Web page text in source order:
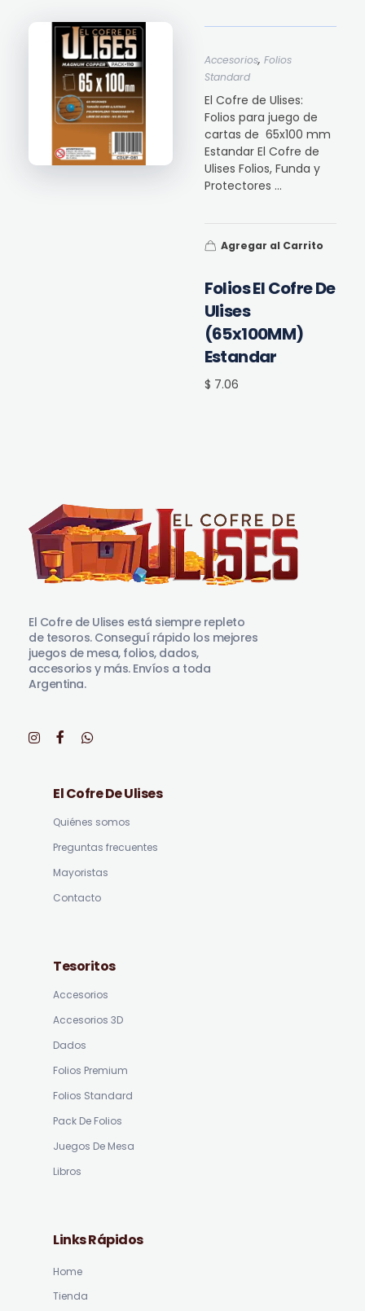
Folios El Cofre De
Ulises
(65x100MM)
Estandar
$ 7.06
Accesorios, Folios
Standard
El Cofre de Ulises:
Folios para juego de
cartas de 65x100 mm
Estandar El Cofre de
Ulises Folios, Funda y
Protectores ...
Agregar al Carrito
El Cofre de Ulises está siempre repleto
de tesoros. Conseguí rápido los mejores
juegos de mesa, folios, dados,
accesorios y más. Envíos a toda
Argentina.
El Cofre De Ulises
Quiénes somos
Preguntas frecuentes
Mayoristas
Contacto
Tesoritos
Accesorios
Accesorios 3D
Dados
Folios Premium
Folios Standard
Pack De Folios
Juegos De Mesa
Libros
Links Rápidos
Home
Tienda